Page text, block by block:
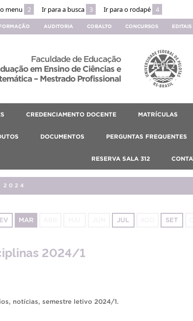
menu 2 Ir para a busca 3 Ir para o rodapé 4
AUDITORIA COBALTO CONCURSOS EDITAIS
Faculdade de Educação
em Ensino de Ciências e
– Mestrado Profissional
CREDENCIAMENTO DOCENTE MATRÍCULAS
DOCUMENTOS PERGUNTAS FREQUENTES
RESERVA SALA 312
2024
MAR JUL SET
2024/1
, notícias, semestre letivo 2024/1.